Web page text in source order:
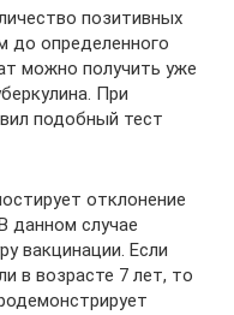
позитивных
до определенного
можно получить уже
При
подобный тест
отклонение
данном случае
вакцинации. Если
в возрасте 7 лет, то